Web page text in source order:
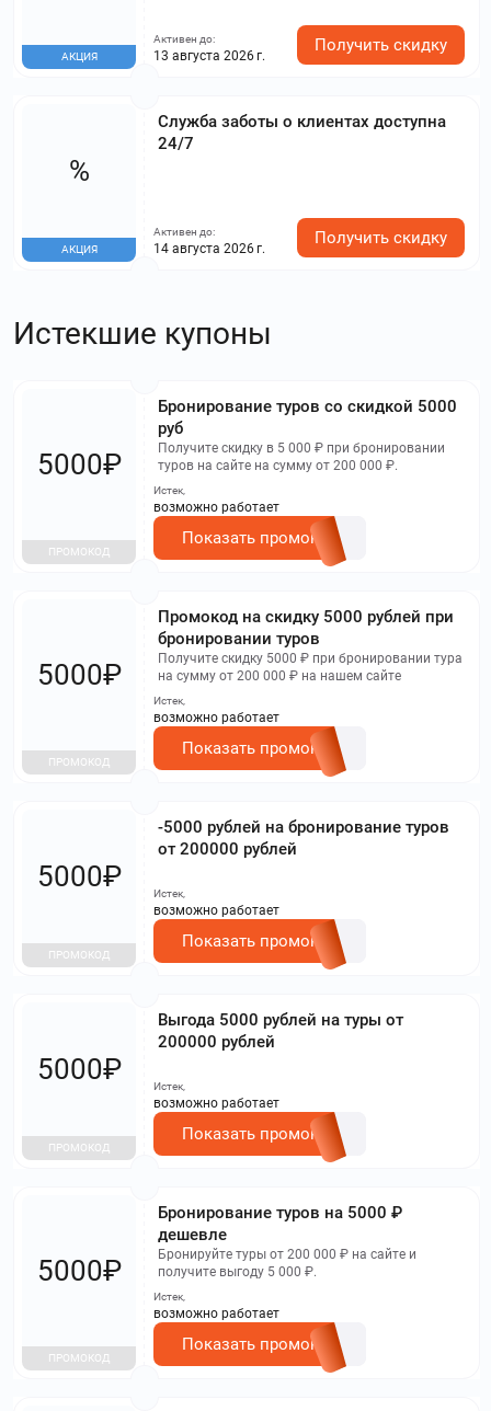
АКЦИЯ
Активен до:
13 августа 2026 г.
Получить скидку
Служба заботы о клиентах доступна
24/7
%
АКЦИЯ
Активен до:
14 августа 2026 г.
Получить скидку
Истекшие купоны
Бронирование туров со скидкой 5000
руб
Получите скидку в 5 000 ₽ при бронировании
туров на сайте на сумму от 200 000 ₽.
5000₽
ПРОМОКОД
Истек,
возможно работает
Показать промокод
Промокод на скидку 5000 рублей при
бронировании туров
Получите скидку 5000 ₽ при бронировании тура
на сумму от 200 000 ₽ на нашем сайте
5000₽
ПРОМОКОД
Истек,
возможно работает
Показать промокод
-5000 рублей на бронирование туров
от 200000 рублей
5000₽
ПРОМОКОД
Истек,
возможно работает
Показать промокод
Выгода 5000 рублей на туры от
200000 рублей
5000₽
ПРОМОКОД
Истек,
возможно работает
Показать промокод
Бронирование туров на 5000 ₽
дешевле
Бронируйте туры от 200 000 ₽ на сайте и
получите выгоду 5 000 ₽.
5000₽
ПРОМОКОД
Истек,
возможно работает
Показать промокод